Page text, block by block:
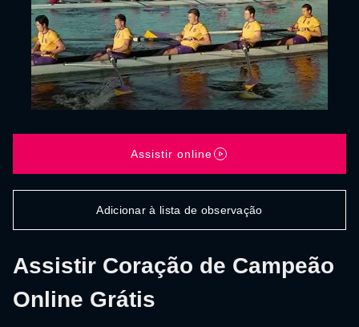
Assistir Coração de Campeão
Online Grátis
Assistir online
Adicionar à lista de observação